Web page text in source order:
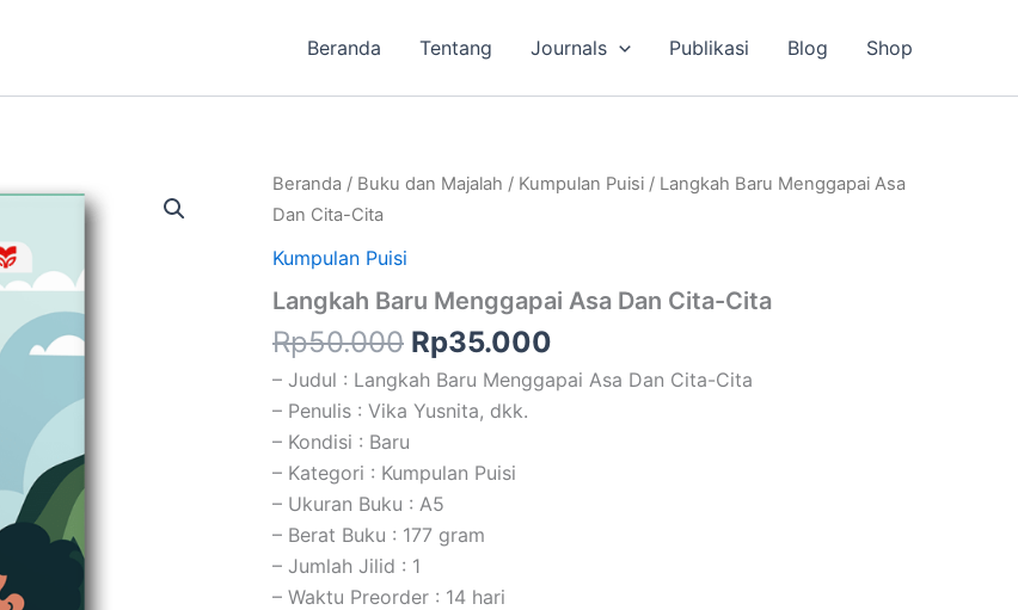
Beranda Tentang Journals Publikasi Blog Shop
Beranda / Buku dan Majalah / Kumpulan Puisi / Langkah Baru Menggapai Asa
Dan Cita-Cita
Kumpulan Puisi
Langkah Baru Menggapai Asa Dan Cita-Cita
Rp50.000
Harga
Rp35.000
Harga
Rp35.000.
– Judul : Langkah Baru Menggapai Asa Dan Cita-Cita
– Penulis : Vika Yusnita, dkk.
– Kondisi : Baru
– Kategori : Kumpulan Puisi
– Ukuran Buku : A5
– Berat Buku : 177 gram
– Jumlah Jilid : 1
– Waktu Preorder : 14 hari